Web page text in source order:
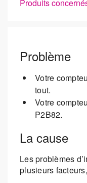
Produits
Problème
Votre
tout.
Votre
P2B82.
La cause
Les problèmes
plusieurs